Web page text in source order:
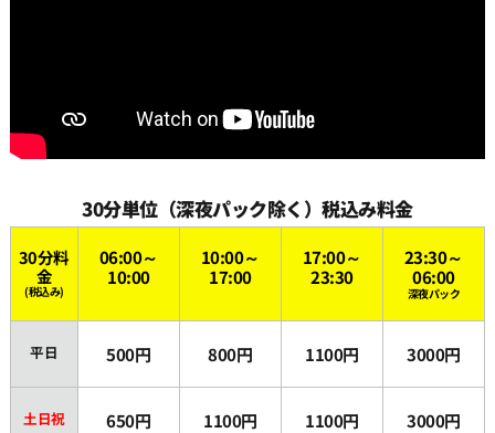
22:00
30分単位（深夜パック除く）税込み料金
30分料
金
(税込み)
06:00～
10:00
10:00～
17:00
17:00～
23:30
23:30～
06:00
深夜パック
平日 500円 800円 1100円 3000円
土日祝 650円 1100円 1100円 3000円